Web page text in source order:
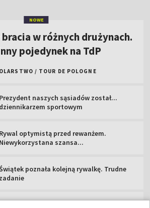
NOWE
w różnych drużynach.
pojedynek na TdP
/ TOUR DE POLOGNE
Prezydent naszych sąsiadów został...
dziennikarzem sportowym
Rywal optymistą przed rewanżem.
Niewykorzystana szansa...
poznała kolejną rywalkę. Trudne
zadanie